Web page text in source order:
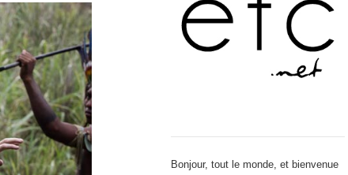
Bonjour, tout le monde, et bienvenue